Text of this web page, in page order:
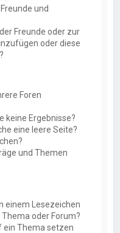
und
Freunde oder zur
oder diese
Foren
keine Ergebnisse?
eine leere Seite?
und Themen
einem Lesezeichen
oder Forum?
ein Thema setzen